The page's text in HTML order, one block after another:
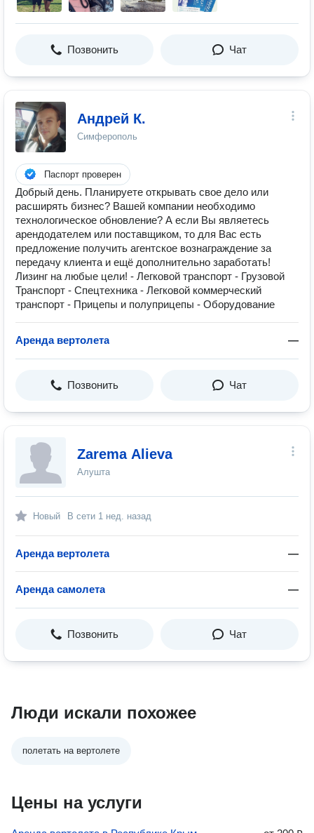
Позвонить Чат
Андрей К.
Симферополь
Паспорт проверен
Добрый день. Планируете открывать свое дело или
расширять бизнес? Вашей компании необходимо
технологическое обновление? А если Вы являетесь
арендодателем или поставщиком, то для Вас есть
предложение получить агентское вознаграждение за
передачу клиента и ещё дополнительно заработать!
Лизинг на любые цели! - Легковой транспорт - Грузовой
Транспорт - Спецтехника - Легковой коммерческий
транспорт - Прицепы и полуприцепы - Оборудование
Аренда вертолета —
Позвонить Чат
Zarema Alieva
Алушта
Новый В сети 1 нед. назад
Аренда вертолета —
Аренда самолета —
Позвонить Чат
Люди искали похожее
полетать на вертолете
Цены на услуги